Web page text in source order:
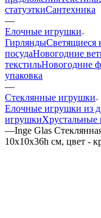
статуэткиСантехника
—
Елочные игрушки
ГирляндыСветящиеся
посудаНовогодние
текстильНовогодние
упаковка
—
Стеклянные игрушки
Елочные игрушки из
игрушкиХрустальные
—Inge Glas
10х10х36h см, цвет -